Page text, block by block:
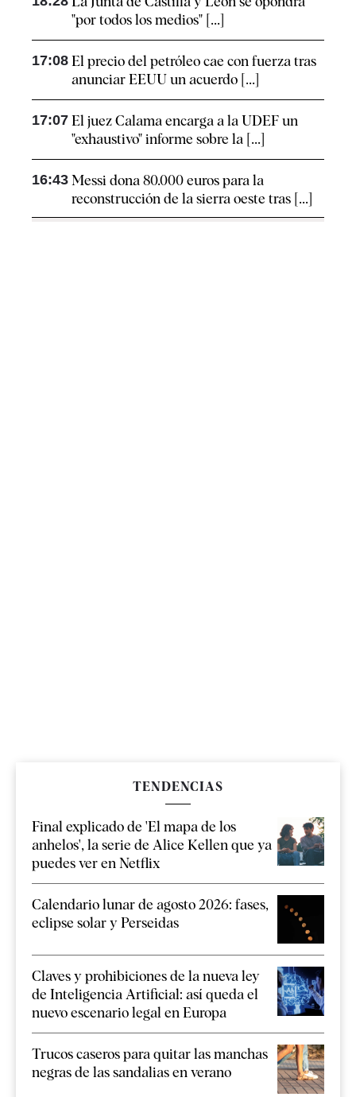
"por todos los medios" [...]
17:08 El precio del petróleo cae con fuerza tras
anunciar EEUU un acuerdo [...]
17:07 El juez Calama encarga a la UDEF un
"exhaustivo" informe sobre la [...]
16:43 Messi dona 80.000 euros para la
reconstrucción de la sierra oeste tras [...]
TENDENCIAS
Final explicado de 'El mapa de los
anhelos', la serie de Alice Kellen que ya
puedes ver en Netflix
Calendario lunar de agosto 2026: fases,
eclipse solar y Perseidas
Claves y prohibiciones de la nueva ley
de Inteligencia Artificial: así queda el
nuevo escenario legal en Europa
Trucos caseros para quitar las manchas
negras de las sandalias en verano